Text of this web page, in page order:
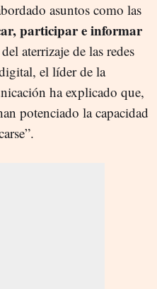
asuntos como las
participar e informar
aterrizaje de las redes
el líder de la
ha explicado que,
potenciado la capacidad